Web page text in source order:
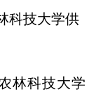
科技大学供
林科技大学